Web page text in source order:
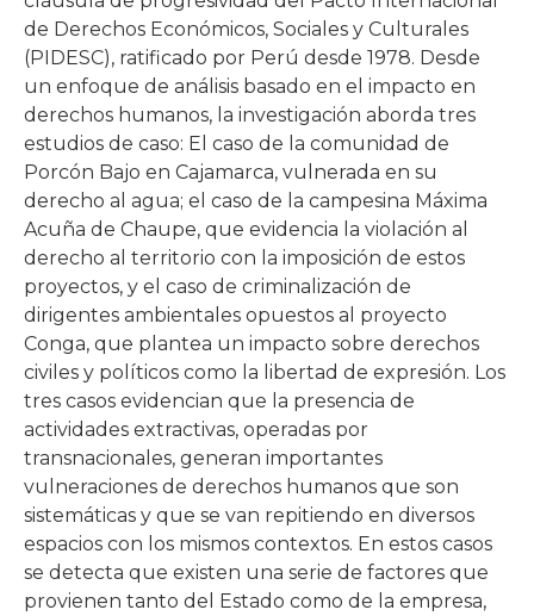
de Derechos Económicos, Sociales y Culturales
(PIDESC), ratificado por Perú desde 1978. Desde
un enfoque de análisis basado en el impacto en
derechos humanos, la investigación aborda tres
estudios de caso: El caso de la comunidad de
Porcón Bajo en Cajamarca, vulnerada en su
derecho al agua; el caso de la campesina Máxima
Acuña de Chaupe, que evidencia la violación al
derecho al territorio con la imposición de estos
proyectos, y el caso de criminalización de
dirigentes ambientales opuestos al proyecto
Conga, que plantea un impacto sobre derechos
civiles y políticos como la libertad de expresión. Los
tres casos evidencian que la presencia de
actividades extractivas, operadas por
transnacionales, generan importantes
vulneraciones de derechos humanos que son
sistemáticas y que se van repitiendo en diversos
espacios con los mismos contextos. En estos casos
se detecta que existen una serie de factores que
provienen tanto del Estado como de la empresa,